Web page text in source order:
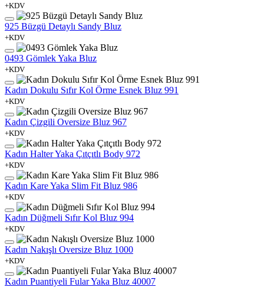
+KDV
925 Büzgü Detaylı Sandy Bluz
+KDV
0493 Gömlek Yaka Bluz
+KDV
Kadın Dokulu Sıfır Kol Örme Esnek Bluz 991
+KDV
Kadın Çizgili Oversize Bluz 967
+KDV
Kadın Halter Yaka Çıtçıtlı Body 972
+KDV
Kadın Kare Yaka Slim Fit Bluz 986
+KDV
Kadın Düğmeli Sıfır Kol Bluz 994
+KDV
Kadın Nakışlı Oversize Bluz 1000
+KDV
Kadın Puantiyeli Fular Yaka Bluz 40007